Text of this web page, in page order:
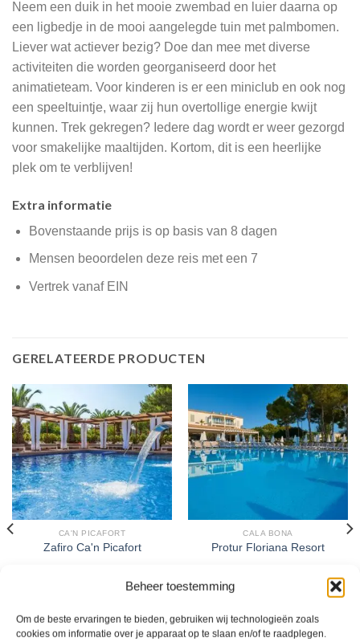
Beheer toestemming
Om de beste ervaringen te bieden, gebruiken wij technologieën zoals
cookies om informatie over je apparaat op te slaan en/of te raadplegen.
Neem een duik in het mooie zwembad en luier daarna op
een ligbedje in de mooi aangelegde tuin met palmbomen.
Liever wat actiever bezig? Doe dan mee met diverse
activiteiten die worden georganiseerd door het
animatieteam. Voor kinderen is er een miniclub en ook nog
een speeltuintje, waar zij hun overtollige energie kwijt
kunnen. Trek gekregen? Iedere dag wordt er weer gezorgd
voor smakelijke maaltijden. Kortom, dit is een heerlijke
plek om te verblijven!
Extra informatie
Bovenstaande prijs is op basis van 8 dagen
Mensen beoordelen deze reis met een 7
Vertrek vanaf EIN
GERELATEERDE PRODUCTEN
CA'N PICAFORT
Zafiro Ca'n Picafort
4uit 5
Zafiro Ca'n Picafort is een 4 sterren
accommodatie in Ca'n Picafort. U
CALA BONA
Protur Floriana Resort
3uit 5
Protur Floriana Resort is een 3
sterren accommodatie in Cala Bona.